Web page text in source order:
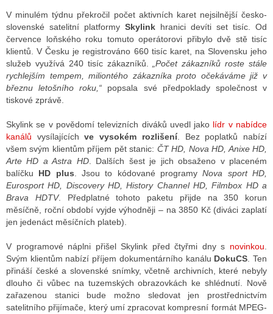
VYSÍLAČE
INTERNET
RÁDIA
STRÁNKY TV
TISK
STÁT BLOGEREM
BLOGERA
V minulém týdnu překročil počet aktivních karet nejsilnější česko-
slovenské satelitní platformy Skylink hranici devíti set tisíc. Od
července loňského roku tomuto operátorovi přibylo dvě stě tisíc
klientů. V Česku je registrováno 660 tisíc karet, na Slovensku jeho
služeb využívá 240 tisíc zákazníků.
„Počet zákazníků roste stále
rychlejším tempem, miliontého zákazníka proto očekáváme již v
březnu letošního roku,“ popsala své předpoklady společnost v
tiskové zprávě.
Skylink se v povědomí televizních diváků uvedl jako lídr v nabídce
kanálů vysílajícíchve vysokém rozlišení. Bez poplatků nabízí
všem svým klientům příjem pět stanic: ČT HD, Nova HD, Anixe HD,
Arte HD a Astra HD. Dalších šest je jich obsaženo v placeném
balíčku HD plus . Jsou to kódované programyNova sport HD,
Eurosport HD, Discovery HD, History Channel HD, Filmbox HD a
Brava HDTV. Předplatné tohoto paketu přijde na 350 korun
měsíčně, roční období vyjde výhodněji – na 3850 Kč (diváci zaplatí
jen jedenáct měsíčních plateb).
V programové náplni přišel Skylink před čtyřmi dny s novinkou
Svým klientům nabízí příjem dokumentárního kanálu DokuCS . Ten
přináší české a slovenské snímky, včetně archivních, které nebyly
dlouho či vůbec na tuzemských obrazovkách ke shlédnutí. Nově
zařazenou stanici bude možno sledovat jen prostřednictvím
satelitního přijímače, který umí zpracovat kompresní formát MPEG-